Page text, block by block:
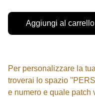
Aggiungi al carrello
Per personalizzare la
troverai lo spazio
e numero e quale patch